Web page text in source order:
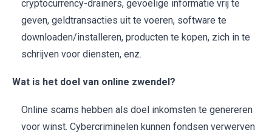
cryptocurrency-drainers, gevoelige informatie vrij te
geven, geldtransacties uit te voeren, software te
downloaden/installeren, producten te kopen, zich in te
schrijven voor diensten, enz.
Wat is het doel van online zwendel?
Online scams hebben als doel inkomsten te genereren
voor winst. Cybercriminelen kunnen fondsen verwerven